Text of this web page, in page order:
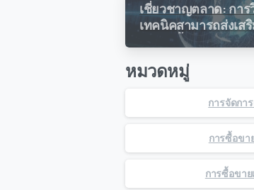
เชี่ยวชาญตลาด: การ
เทคนิคสามารถส่งเส
ในการซื้อขายของคุณ
หมวดหมู่
การจัดกา
การซื้อขา
การซื้อขา